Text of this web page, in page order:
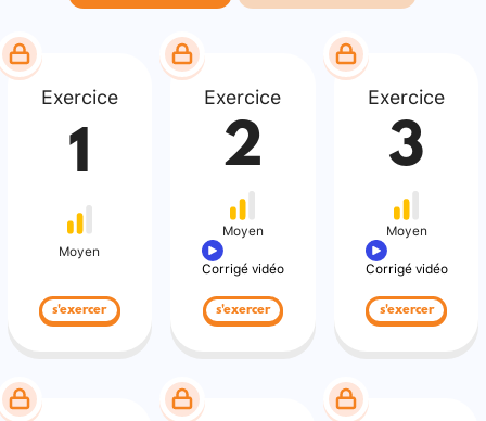
Exercice
1
Moyen
s'exercer
Exercice
2
Moyen
Corrigé vidéo
s'exercer
Exercice
3
Moyen
Corrigé vidéo
s'exercer